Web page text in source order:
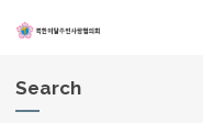
Search